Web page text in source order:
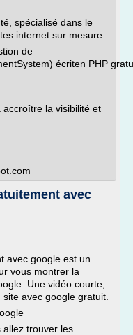
spécialisé dans le
internet sur mesure.
de
écriten PHP
la visibilité et
avec
avec google est un
vous montrer la
Une vidéo courte,
avec google gratuit.
allez trouver les